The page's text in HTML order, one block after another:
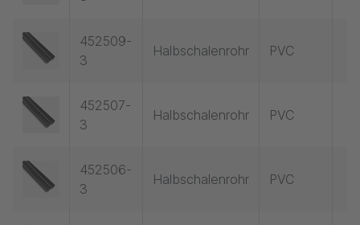
452509-
3
Halbschalenrohr PVC
452507-
3
Halbschalenrohr PVC
452506-
3
Halbschalenrohr PVC